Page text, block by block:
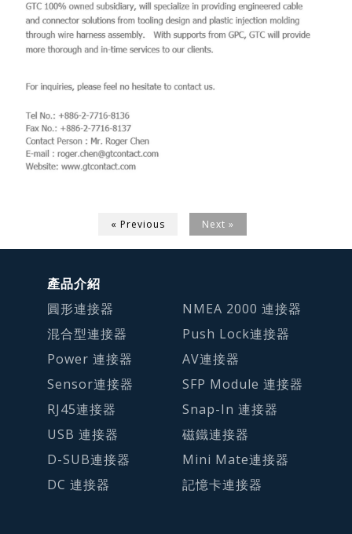
« Previous Next »
產品介紹
圓形連接器
混合型連接器
Power 連接器
Sensor連接器
RJ45連接器
USB 連接器
D-SUB連接器
DC 連接器
NMEA 2000 連接器
Push Lock連接器
AV連接器
SFP Module 連接器
Snap-In 連接器
磁鐵連接器
Mini Mate連接器
記憶卡連接器